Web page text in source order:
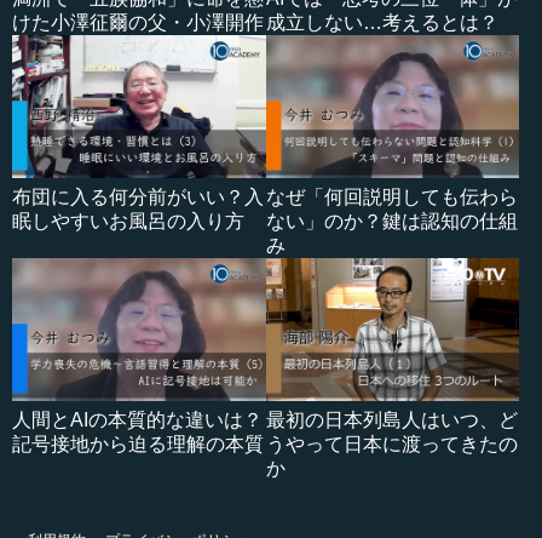
けた小澤征爾の父・小澤開作 成立しない…考えるとは？
布団に入る何分前がいい？入
眠しやすいお風呂の入り方
なぜ「何回説明しても伝わら
ない」のか？鍵は認知の仕組
み
人間とAIの本質的な違いは？
記号接地から迫る理解の本質
最初の日本列島人はいつ、ど
うやって日本に渡ってきたの
か